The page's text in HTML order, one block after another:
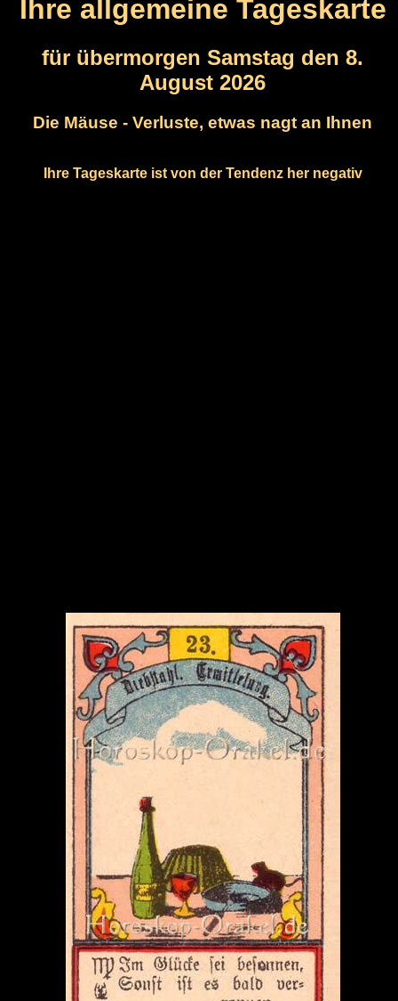
Ihre allgemeine Tageskarte
für übermorgen Samstag den 8.
August 2026
Die Mäuse - Verluste, etwas nagt an Ihnen
Ihre Tageskarte ist von der Tendenz her negativ